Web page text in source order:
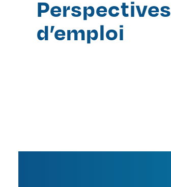
Perspectives
d’emploi